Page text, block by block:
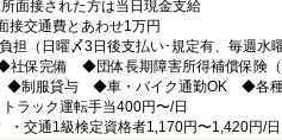
接された方は当日現金支給
交通費とあわせ1万円
（日曜〆3日後支払い･規定有、毎週水曜
完備 ◆団体長期障害所得補償保険（
◆制服貸与 ◆車・バイク通勤OK ◆各
ラック運転手当400円〜/日
交通1級検定資格者1,170円〜1,420円/日